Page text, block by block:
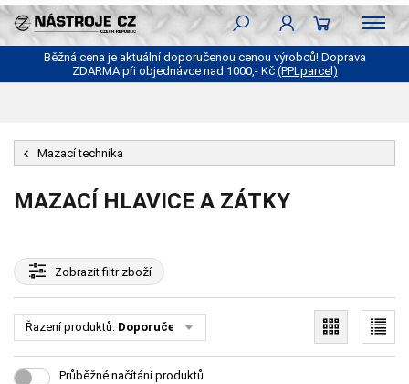
Běžná cena je aktuální doporučenou cenou výrobců! Doprava
ZDARMA při objednávce nad 1000,- Kč (PPLparcel)
Mazací technika
MAZACÍ HLAVICE A ZÁTKY
Zobrazitfiltr zboží
Řazení produktů: Doporučené
Průběžné načítání produktů